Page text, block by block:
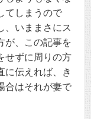
てしまうので
、いままさにス
が、この記事を
せずに周りの方
に伝えれば、き
合はそれが妻で